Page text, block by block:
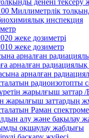
денені тексеру
Миллиметрлік
инспекция
жеке дозиметрі
жеке дозиметр
арналған
арналған
арналған
радиоизотопты
жарылғыш заттар /
жарылғыш заттардың
Раман
алу және бақылау
оқшаулау жабдығы